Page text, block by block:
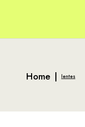
Home | lentes